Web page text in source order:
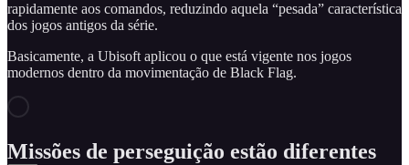
rapidamente aos comandos, reduzindo aquela “pesada” característica
dos jogos antigos da série.
Basicamente, a Ubisoft aplicou o que está vigente nos jogos
modernos dentro da movimentação de Black Flag.
Missões de perseguição estão diferentes